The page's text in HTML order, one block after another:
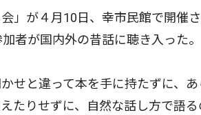
」が４月10日、幸市民館で開催
者が国内外の昔話に聴き入った。
せと違って本を手に持たずに、
たりせずに、自然な話し方で語る